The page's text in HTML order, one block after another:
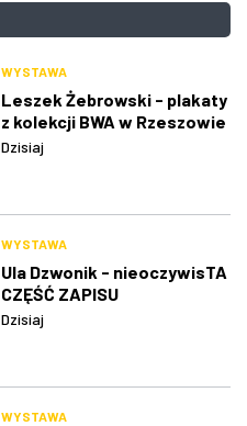
WYSTAWA
Leszek Żebrowski - plakaty
z kolekcji BWA w Rzeszowie
Dzisiaj
WYSTAWA
Ula Dzwonik - nieoczywisTA
CZĘŚĆ ZAPISU
Dzisiaj
WYSTAWA